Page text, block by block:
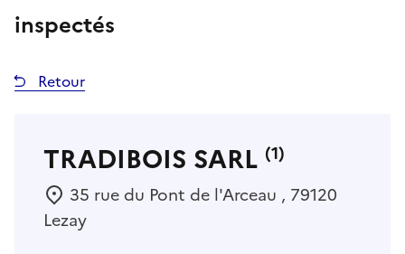
inspectés
Retour
TRADIBOIS SARL (1)
35 rue du Pont de l'Arceau , 79120
Lezay